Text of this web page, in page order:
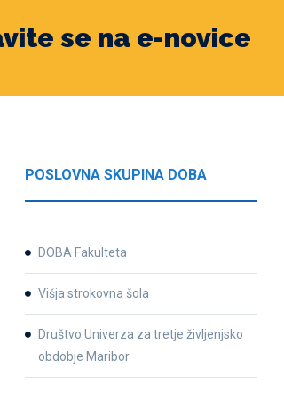
se na e-novice
POSLOVNA SKUPINA DOBA
DOBA Fakulteta
Višja strokovna šola
Društvo Univerza za tretje življenjsko
obdobje Maribor